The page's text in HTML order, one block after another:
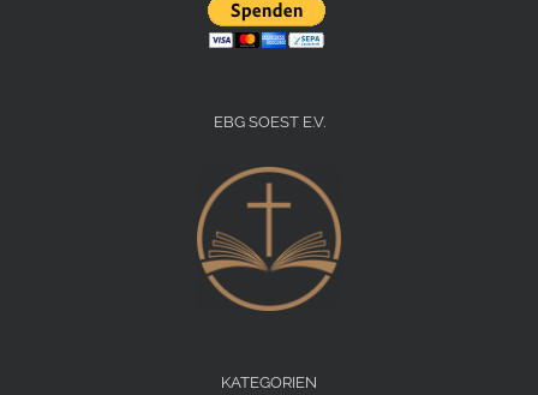
EBG SOEST E.V.
KATEGORIEN